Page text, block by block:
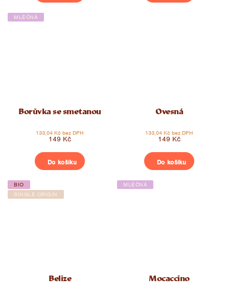
MLÉČNÁ
Borůvka se smetanou
133,04 Kč bez DPH
149 Kč
Do košíku
Ovesná
133,04 Kč bez DPH
149 Kč
Do košíku
BIO
SINGLE ORIGIN
Belize
MLÉČNÁ
Mocaccino